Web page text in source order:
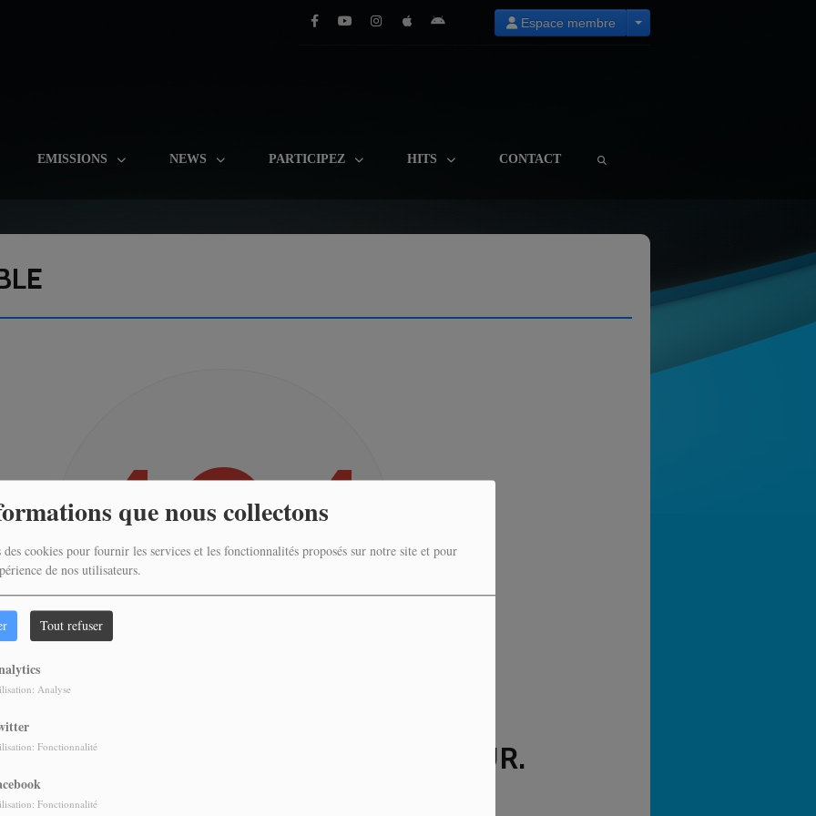
que nous collectons
cookies pour fournir les services et les fonctionnalités proposés sur notre site et pour
de nos utilisateurs.
Tout refuser
Analyse
Fonctionnalité
Fonctionnalité
Espace membre
EMISSIONS NEWS PARTICIPEZ HITS CONTACT
404
AVEZ RENCONTRÉ UNE ERREUR.
QUE LA PAGE QUE VOUS RECHERCHEZ N’EXISTE PLUS.